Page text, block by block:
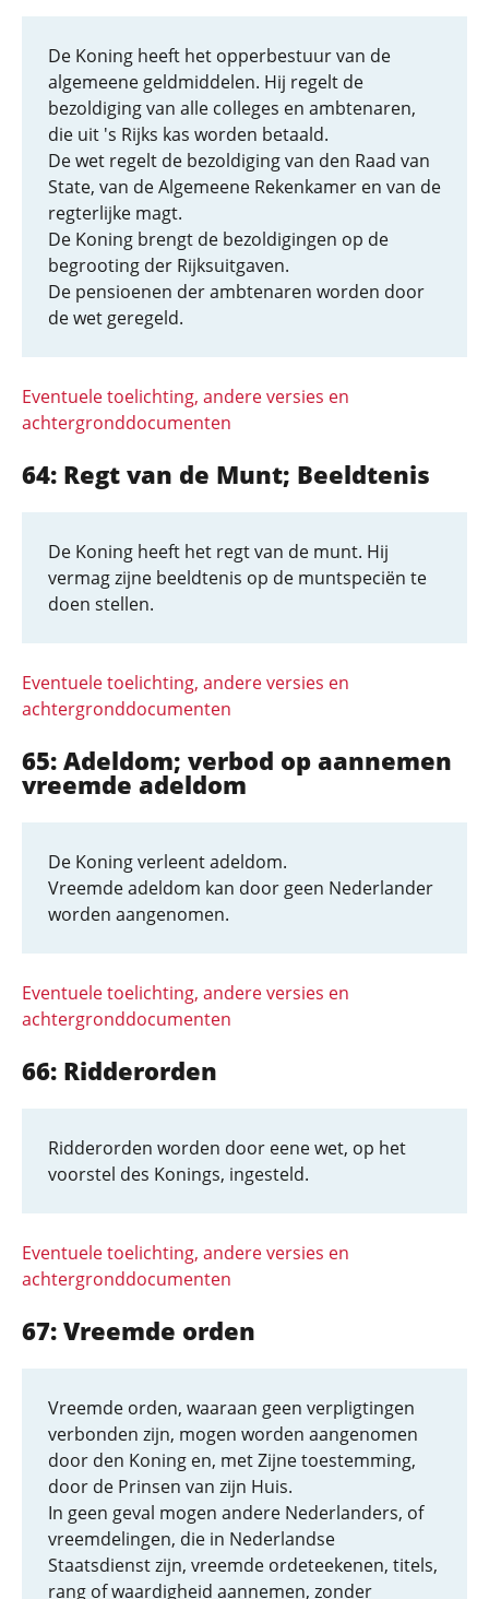
De Koning heeft het opperbestuur van de
algemeene geldmiddelen. Hij regelt de
bezoldiging van alle colleges en ambtenaren,
die uit 's Rijks kas worden betaald.
De wet regelt de bezoldiging van den Raad van
State, van de Algemeene Rekenkamer en van de
regterlijke magt.
De Koning brengt de bezoldigingen op de
begrooting der Rijksuitgaven.
De pensioenen der ambtenaren worden door
de wet geregeld.
Eventuele toelichting, andere versies en
achtergronddocumenten
64: Regt van de Munt; Beeldtenis
De Koning heeft het regt van de munt. Hij
vermag zijne beeldtenis op de muntspeciën te
doen stellen.
Eventuele toelichting, andere versies en
achtergronddocumenten
65: Adeldom; verbod op aannemen
vreemde adeldom
De Koning verleent adeldom.
Vreemde adeldom kan door geen Nederlander
worden aangenomen.
Eventuele toelichting, andere versies en
achtergronddocumenten
66: Ridderorden
Ridderorden worden door eene wet, op het
voorstel des Konings, ingesteld.
Eventuele toelichting, andere versies en
achtergronddocumenten
67: Vreemde orden
Vreemde orden, waaraan geen verpligtingen
verbonden zijn, mogen worden aangenomen
door den Koning en, met Zijne toestemming,
door de Prinsen van zijn Huis.
In geen geval mogen andere Nederlanders, of
vreemdelingen, die in Nederlandse
Staatsdienst zijn, vreemde ordeteekenen, titels,
rang of waardigheid aannemen, zonder